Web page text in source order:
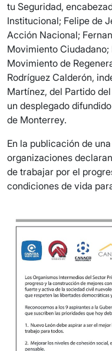
tu Seguridad,
Institucional; Felipe de
Acción Nacional;
Movimiento Ciudadano;
Movimiento de
Rodríguez Calderón,
Martínez, del Partido
un desplegado
de Monterrey.
En la publicación de
organizaciones
de trabajar por el
condiciones de vida